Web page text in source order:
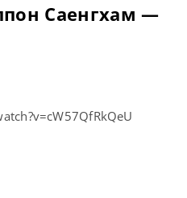
Саенгхам —